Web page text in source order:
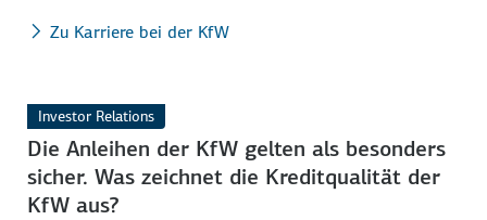
Zu Karriere bei der KfW
Investor Relations
Die Anleihen der KfW gelten als besonders
sicher. Was zeichnet die Kredit­qualität der
KfW aus?